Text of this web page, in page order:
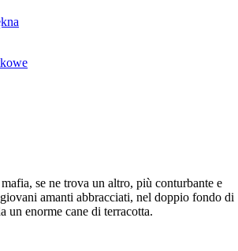
se ne trova un altro, più conturbante e
amanti abbracciati, nel doppio fondo di
un enorme cane di terracotta.